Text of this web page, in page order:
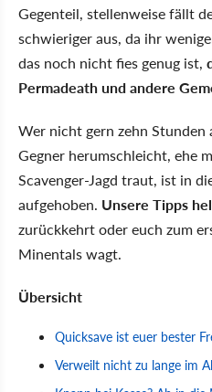
Gegenteil, stellenweise fällt
schwieriger aus, da ihr
das noch nicht fies genug ist,
Permadeath und andere
Wer nicht gern zehn Stunden
Gegner herumschleicht, ehe
Scavenger-Jagd traut, ist in
aufgehoben. Unsere Tipps
zurückkehrt oder euch zum
Minentals wagt.
Übersicht
Quicksave ist euer bester
Verweilt nicht zu lange im